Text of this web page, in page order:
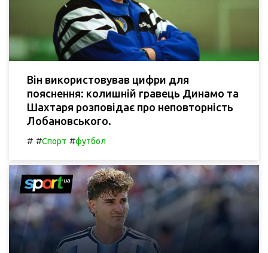
Він використовував цифри для
пояснення: колишній гравець Динамо та
Шахтаря розповідає про неповторність
Лобановського.
# #Спорт #футбол